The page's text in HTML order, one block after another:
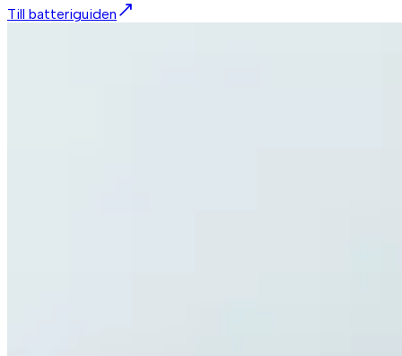
Till batteriguiden